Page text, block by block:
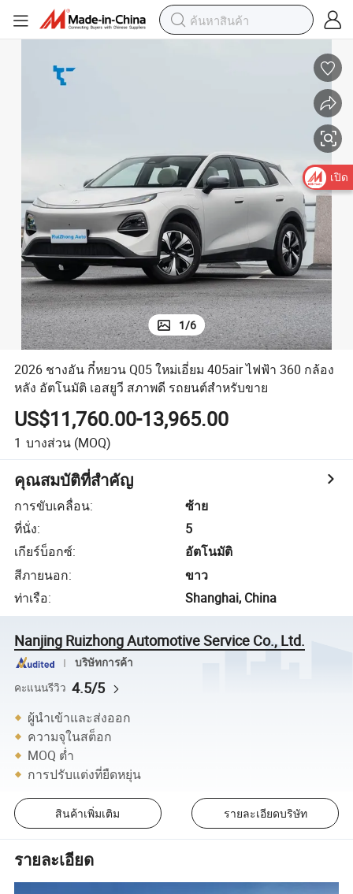
1/6
2026 ชางอัน กี๋หยวน Q05 ใหม่เอี่ยม 405air ไฟฟ้า 360 กล้อง
หลัง อัตโนมัติ เอสยูวี สภาพดี รถยนต์สำหรับขาย
US$11,760.00-13,965.00
1 บางส่วน (MOQ)
คุณสมบัติที่สำคัญ
การขับเคลื่อน:
ซ้าย
ที่นั่ง:
5
เกียร์บ็อกซ์:
อัตโนมัติ
สีภายนอก:
ขาว
ท่าเรือ: Shanghai, China
Nanjing Ruizhong Automotive Service Co., Ltd.
บริษัทการค้า
คะแนนรีวิว 4.5/5
ผู้นำเข้าและส่งออก
ความจุในสต็อก
MOQ ต่ำ
การปรับแต่งที่ยืดหยุ่น
สินค้าเพิ่มเติม รายละเอียดบริษัท
รายละเอียด
เปิด